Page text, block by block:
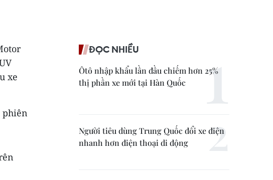
xe
phiên
ĐỌC NHIỀU
Ôtô nhập khẩu lần đầu chiếm hơn 25%
thị phần xe mới tại Hàn Quốc
Người tiêu dùng Trung Quốc đổi xe điện
nhanh hơn điện thoại di động